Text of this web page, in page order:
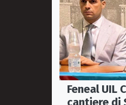
Feneal UIL